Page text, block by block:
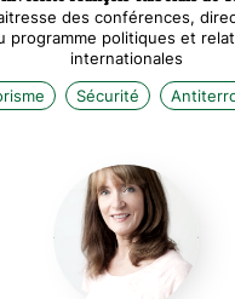
des conférences,
programme politiques et
internationales
Sécurité
Nicole
Bacharan